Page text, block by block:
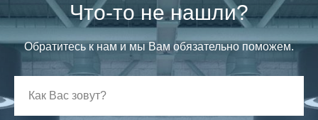
Что-то не нашли?
Обратитесь к нам и мы Вам обязательно поможем.